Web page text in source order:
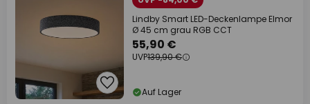
Lindby Smart LED-Deckenlampe Elmor
Ø 45 cm grau RGB CCT
55,90 €
UVP139,90 €
Auf Lager